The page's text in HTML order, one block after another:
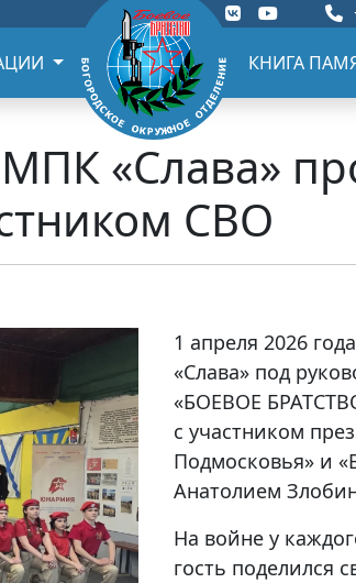
КНИГА
«Слава»
СВО
1 апреля 2026
«Слава» под
«БОЕВОЕ
с участником
Подмосковья» и
Анатолием
На войне у
гость поделился